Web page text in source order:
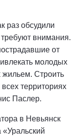
раз обсудили
внимания.
от
молодых
жильем. Строить
территориях
Паслер.
в Невьянск